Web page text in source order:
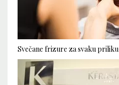
Svečane frizure za svaku priliku